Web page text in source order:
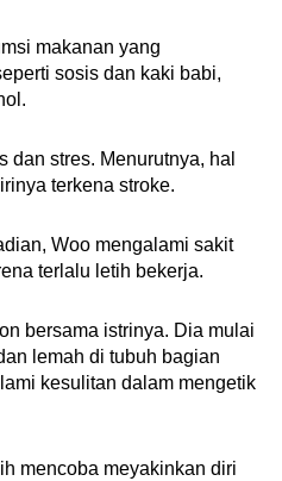
makanan yang
sosis dan kaki babi,
dan stres. Menurutnya, hal
terkena stroke.
Woo mengalami sakit
terlalu letih bekerja.
bersama istrinya. Dia mulai
lemah di tubuh bagian
kesulitan dalam mengetik
mencoba meyakinkan diri